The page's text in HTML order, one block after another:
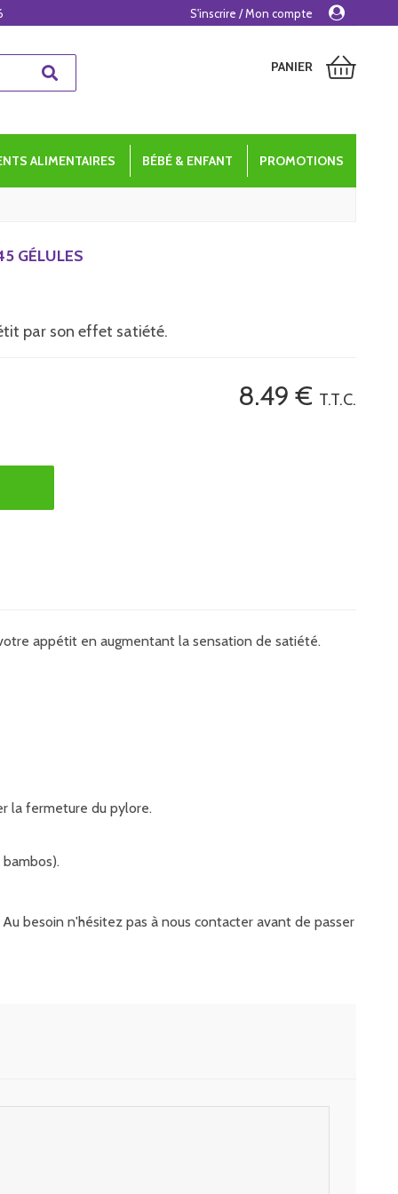
PANIER
ALIMENTAIRES BÉBÉ & ENFANT PROMOTIONS
GÉLULES
par son effet satiété.
8.49 € T.T.C.
appétit en augmentant la sensation de satiété.
la fermeture du pylore.
besoin n'hésitez pas à nous contacter avant de passer
S'inscrire / Mon compte